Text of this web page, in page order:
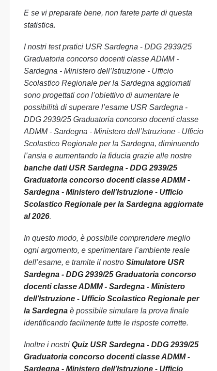
E se vi preparate bene, non farete parte di questa
statistica.
I nostri test pratici USR Sardegna - DDG 2939/25
Graduatoria concorso docenti classe ADMM -
Sardegna - Ministero dell’Istruzione - Ufficio
Scolastico Regionale per la Sardegna aggiornati
sono progettati con l’obiettivo di aumentare le
possibilità di superare l’esame USR Sardegna -
DDG 2939/25 Graduatoria concorso docenti classe
ADMM - Sardegna - Ministero dell’Istruzione - Ufficio
Scolastico Regionale per la Sardegna, diminuendo
l’ansia e aumentando la fiducia grazie alle nostre
banche dati USR Sardegna - DDG 2939/25
Graduatoria concorso docenti classe ADMM -
Sardegna - Ministero dell’Istruzione - Ufficio
Scolastico Regionale per la Sardegna aggiornate
al 2026.
In questo modo, è possibile comprendere meglio
ogni argomento, e sperimentare l’ambiente reale
dell’esame, e tramite il nostro Simulatore USR
Sardegna - DDG 2939/25 Graduatoria concorso
docenti classe ADMM - Sardegna - Ministero
dell’Istruzione - Ufficio Scolastico Regionale per
la Sardegna è possibile simulare la prova finale
identificando facilmente tutte le risposte corrette.
Inoltre i nostri Quiz USR Sardegna - DDG 2939/25
Graduatoria concorso docenti classe ADMM -
Sardegna - Ministero dell’Istruzione - Ufficio